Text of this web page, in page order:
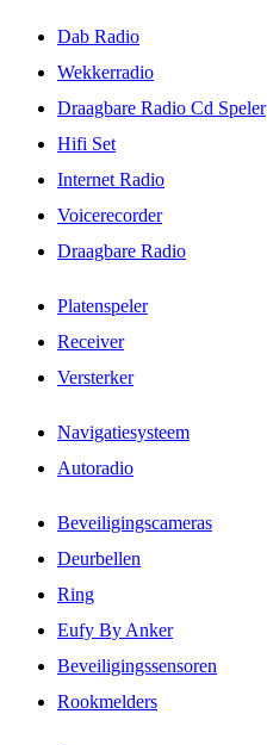
Dab Radio
Wekkerradio
Draagbare Radio Cd Speler
Hifi Set
Internet Radio
Voicerecorder
Draagbare Radio
Platenspeler
Receiver
Versterker
Navigatiesysteem
Autoradio
Beveiligingscameras
Deurbellen
Ring
Eufy By Anker
Beveiligingssensoren
Rookmelders